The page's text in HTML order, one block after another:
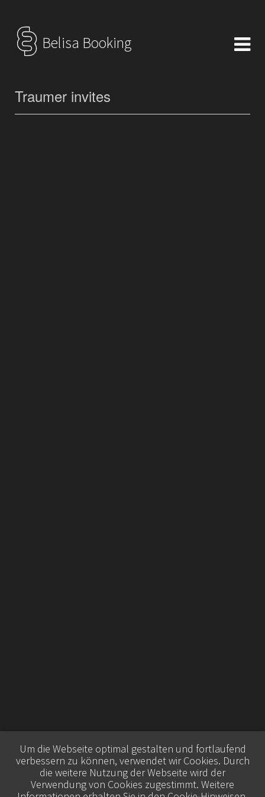
Belisa Booking
Traumer invites
Um die Webseite optimal gestalten und fortlaufend
verbessern zu können, verwendet wir Cookies. Durch
die weitere Nutzung der Webseite wird der
Verwendung von Cookies zugestimmt. Weitere